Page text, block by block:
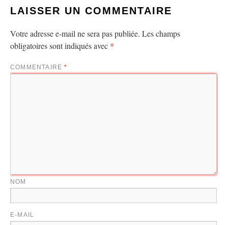
LAISSER UN COMMENTAIRE
Votre adresse e-mail ne sera pas publiée. Les champs
obligatoires sont indiqués avec *
COMMENTAIRE*
NOM
E-MAIL